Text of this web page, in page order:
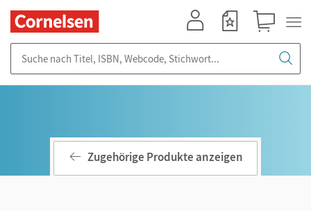
Zugehörige Produkte anzeigen